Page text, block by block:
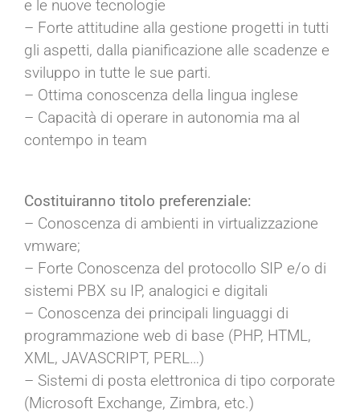
e le nuove tecnologie
– Forte attitudine alla gestione progetti in tutti
gli aspetti, dalla pianificazione alle scadenze e
sviluppo in tutte le sue parti.
– Ottima conoscenza della lingua inglese
– Capacità di operare in autonomia ma al
contempo in team
Costituiranno titolo preferenziale:
– Conoscenza di ambienti in virtualizzazione
vmware;
– Forte Conoscenza del protocollo SIP e/o di
sistemi PBX su IP, analogici e digitali
– Conoscenza dei principali linguaggi di
programmazione web di base (PHP, HTML,
XML, JAVASCRIPT, PERL…)
– Sistemi di posta elettronica di tipo corporate
(Microsoft Exchange, Zimbra, etc.)